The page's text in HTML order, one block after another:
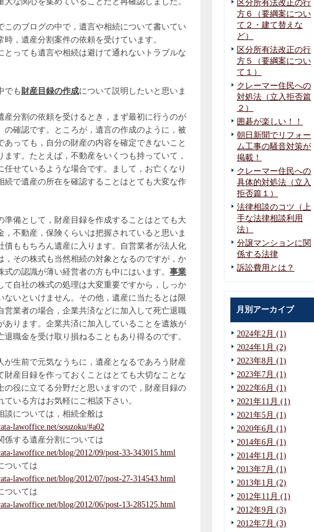
このブログの中で，遺言や相続について書いてい
時，遺産分割案件の依頼を受けています。
とっても遺言や相続は避けて通れないトラブルな
でも財産目録の作成について説明したいと思いま
産分割の依頼を受けるとき，まず最初に行うのが
の確認です。ところが，遺言の作成のように，被
あっても，自分の財産の内容を確定できないこと
ます。たとえば，不動産をいくつも持っていて，
任せているような場合です。まして，お亡くなり
続で遺産の所在を確認することはとても大変な作
準備として，財産目録を作成することはとても大
，不動産，保険くらいは把握されていると思いま
債ももちろん遺産に入ります。自営業者が法人化
，その株式も当然相続の対象となるのですが，か
式の認識が薄い経営者の方も中にはいます。 事業
て自社の株式の処理は大変重要ですから，しっか
ないといけません。その他，遺産に当たるとは限
営業者の場合，企業共済などに加入して死亡退職
あります。企業共済に加入していることを遺族が
退職金を受け取り損ねることもあり得るのです。
が生前で元気なうちに，遺産となるであろう財産
財産目録を作っておくことはとても大切なことな
の役に立てる分野だと思いますので，財産目録の
ている方はお気軽にご相談下さい。
については，相続全般は
lawoffice.net/souzoku/#a02
する遺産分割については
lawoffice.net/blog/2012/09/post-33-343015.html
ついては
lawoffice.net/blog/2012/07/post-27-314543.html
ついては
lawoffice.net/blog/2012/06/post-13-285125.html
区分所有法改正の行
方６（要綱案につい
て２・建て替えな
ど）
区分所有法改正の行
方５（要綱案につい
て１）
クレーマー住民への
対処法（立入拒否篇
２）
囲碁が楽しい！！
朝日新聞でリフォー
ム工事の騒音対策が
掲載！
クレーマー住民への
具体的対処法（立入
拒否篇１）
法律相談のコツ（上
手な法律相談利用
法）
分譲マンションに関
係する法律
訴訟費用とは？
月別アーカイブ
2024年2月 (1)
2024年1月 (2)
2023年8月 (1)
2023年7月 (1)
2022年6月 (1)
2021年11月 (1)
2021年5月 (1)
2020年6月 (1)
2014年6月 (1)
2014年1月 (1)
2013年7月 (1)
2013年1月 (2)
2012年11月 (1)
2012年9月 (3)
2012年7月 (3)